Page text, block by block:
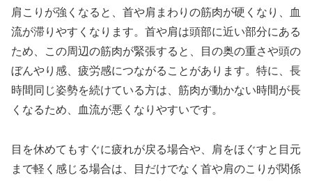
肩こりが強くなると、首や肩まわりの筋肉が硬くなり、血
流が滞りやすくなります。首や肩は頭部に近い部分にある
ため、この周辺の筋肉が緊張すると、目の奥の重さや頭の
ぼんやり感、疲労感につながることがあります。特に、長
時間同じ姿勢を続けている方は、筋肉が動かない時間が長
くなるため、血流が悪くなりやすいです。
目を休めてもすぐに疲れが戻る場合や、肩をほぐすと目元
まで軽く感じる場合は、目だけでなく首や肩のこりが関係